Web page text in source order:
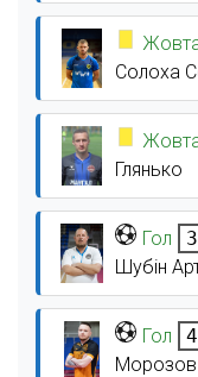
Солоха
Глянько
Гол
Шубін
Гол
Морозов